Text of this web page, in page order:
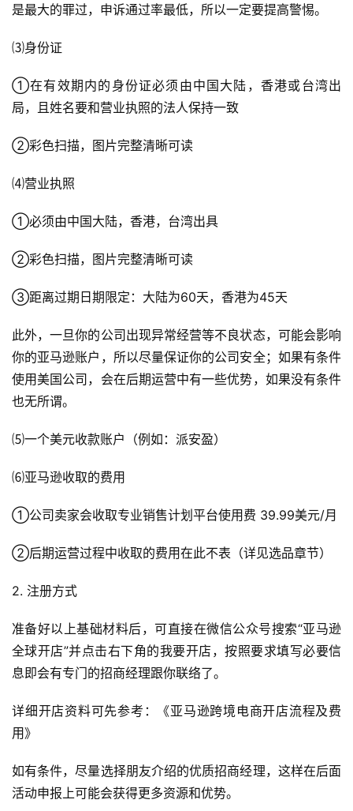
是最大的罪过，申诉通过率最低，所以一定要提高警惕。
⑶身份证
①在有效期内的身份证必须由中国大陆，香港或台湾出
局，且姓名要和营业执照的法人保持一致
②彩色扫描，图片完整清晰可读
⑷营业执照
①必须由中国大陆，香港，台湾出具
②彩色扫描，图片完整清晰可读
③距离过期日期限定：大陆为60天，香港为45天
此外，一旦你的公司出现异常经营等不良状态，可能会影响
你的亚马逊账户，所以尽量保证你的公司安全；如果有条件
使用美国公司，会在后期运营中有一些优势，如果没有条件
也无所谓。
⑸一个美元收款账户（例如：派安盈）
⑹亚马逊收取的费用
①公司卖家会收取专业销售计划平台使用费 39.99美元/月
②后期运营过程中收取的费用在此不表（详见选品章节）
2. 注册方式
准备好以上基础材料后，可直接在微信公众号搜索“亚马逊
全球开店”并点击右下角的我要开店，按照要求填写必要信
息即会有专门的招商经理跟你联络了。
详细开店资料可先参考：《亚马逊跨境电商开店流程及费
用》
如有条件，尽量选择朋友介绍的优质招商经理，这样在后面
活动申报上可能会获得更多资源和优势。